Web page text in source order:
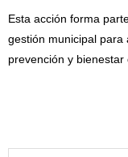
Esta acción forma
gestión municipal para
prevención y